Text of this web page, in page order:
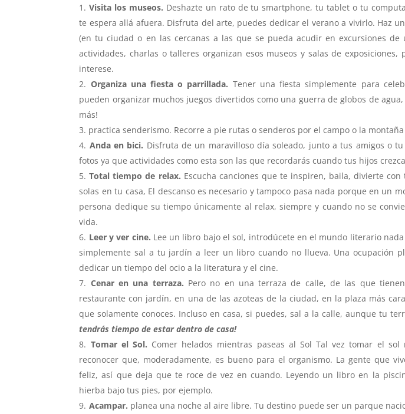
Visita los museos. Deshazte un rato de tu smartphone, tu tablet o tu
te espera allá afuera. Disfruta del arte, puedes dedicar el verano a vivirlo. Haz
(en tu ciudad o en las cercanas a las que se pueda acudir en excursiones
actividades, charlas o talleres organizan esos museos y salas de
interese.
Organiza una fiesta o parrillada. Tener una fiesta simplemente para
pueden organizar muchos juegos divertidos como una guerra de globos de
más!
practica senderismo. Recorre a pie rutas o senderos por el campo o la
Anda en bici. Disfruta de un maravilloso día soleado, junto a tus amigos o
fotos ya que actividades como esta son las que recordarás cuando tus hijos
Total tiempo de relax. Escucha canciones que te inspiren, baila, divierte
solas en tu casa, El descanso es necesario y tampoco pasa nada porque en un
persona dedique su tiempo únicamente al relax, siempre y cuando no se
vida.
Leer y ver cine. Lee un libro bajo el sol, introdúcete en el mundo literario
simplemente sal a tu jardín a leer un libro cuando no llueva. Una ocupación
dedicar un tiempo del ocio a la literatura y el cine.
Cenar en una terraza. Pero no en una terraza de calle, de las que
restaurante con jardín, en una de las azoteas de la ciudad, en la plaza más
que solamente conoces. Incluso en casa, si puedes, sal a la calle, aunque tu
tendrás tiempo de estar dentro de casa!
Tomar el Sol. Comer helados mientras paseas al Sol Tal vez tomar el
reconocer que, moderadamente, es bueno para el organismo. La gente que
feliz, así que deja que te roce de vez en cuando. Leyendo un libro en la
hierba bajo tus pies, por ejemplo.
Acampar. planea una noche al aire libre. Tu destino puede ser un parque